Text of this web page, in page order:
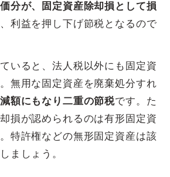
分が、固定資産除却損として損
利益を押し下げ節税となるので
いると、法人税以外にも固定資
無用な固定資産を廃棄処分すれ
額にもなり二重の節税です。た
損が認められるのは有形固定資
特許権などの無形固定資産は該
ましょう。